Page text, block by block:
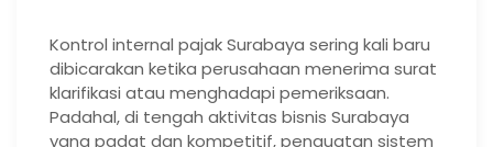
Kontrol internal pajak Surabaya sering kali baru
dibicarakan ketika perusahaan menerima surat
klarifikasi atau menghadapi pemeriksaan.
Padahal, di tengah aktivitas bisnis Surabaya
yang padat dan kompetitif, penguatan sistem